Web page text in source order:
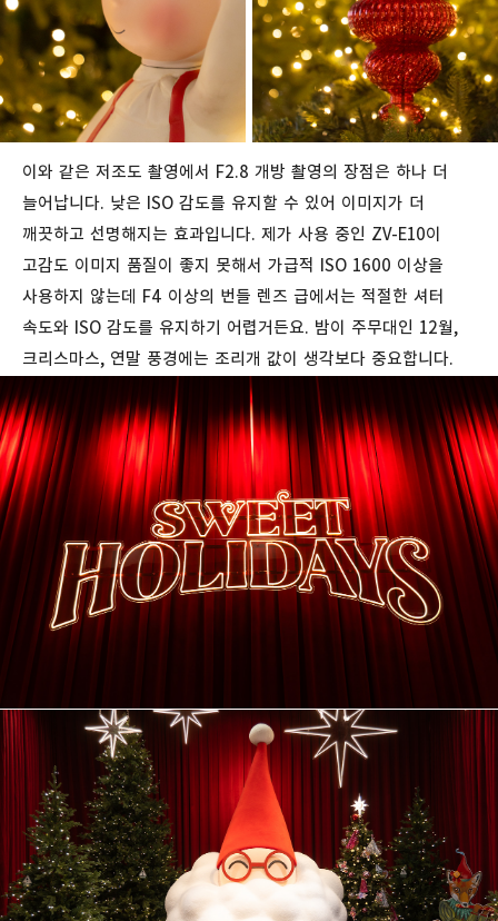
이와 같은 저조도 촬영에서 F2.8 개방 촬영의 장점은 하나 더
늘어납니다. 낮은 ISO 감도를 유지할 수 있어 이미지가 더
깨끗하고 선명해지는 효과입니다. 제가 사용 중인 ZV-E10이
고감도 이미지 품질이 좋지 못해서 가급적 ISO 1600 이상을
사용하지 않는데 F4 이상의 번들 렌즈 급에서는 적절한 셔터
속도와 ISO 감도를 유지하기 어렵거든요. 밤이 주무대인 12월,
크리스마스, 연말 풍경에는 조리개 값이 생각보다 중요합니다.